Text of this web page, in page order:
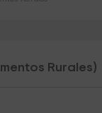
Rurales)